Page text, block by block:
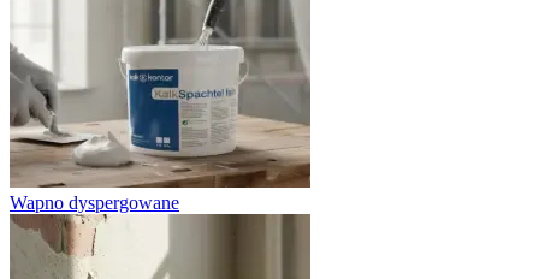
Wapno dyspergowane